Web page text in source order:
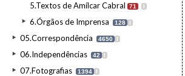
5.Textos de Amílcar Cabral 71 I
6.Órgãos de Imprensa 128 I
05.Correspondência 4650 I
06.Independências 42 I
07.Fotografias 1394 I